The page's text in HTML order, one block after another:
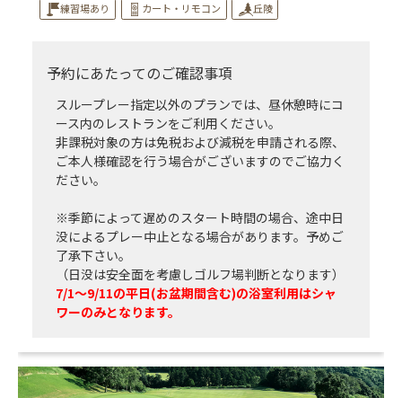
練習場あり カート・リモコン 丘陵
予約にあたってのご確認事項
スループレー指定以外のプランでは、昼休憩時にコ
ース内のレストランをご利用ください。
非課税対象の方は免税および減税を申請される際、
ご本人様確認を行う場合がございますのでご協力く
ださい。
※季節によって遅めのスタート時間の場合、途中日
没によるプレー中止となる場合があります。予めご
了承下さい。
（日没は安全面を考慮しゴルフ場判断となります）
7/1～9/11の平日(お盆期間含む)の浴室利用はシャ
ワーのみとなります。